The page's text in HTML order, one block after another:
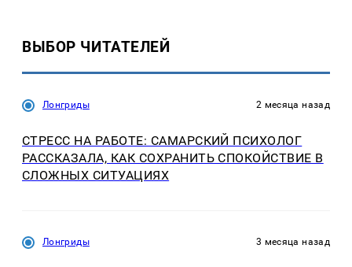
ВЫБОР ЧИТАТЕЛЕЙ
Лонгриды 2 месяца назад
СТРЕСС НА РАБОТЕ: САМАРСКИЙ ПСИХОЛОГ
РАССКАЗАЛА, КАК СОХРАНИТЬ СПОКОЙСТВИЕ В
СЛОЖНЫХ СИТУАЦИЯХ
Лонгриды 3 месяца назад